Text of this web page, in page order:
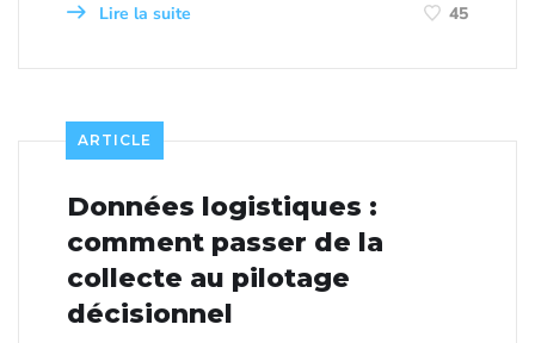
Lire la suite 45
ARTICLE
Données logistiques :
comment passer de la
collecte au pilotage
décisionnel